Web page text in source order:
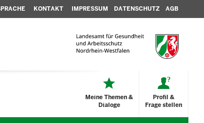
KONTAKT IMPRESSUM DATENSCHUTZ AGB
Profil &
Frage stellen
Meine Themen &
Dialoge